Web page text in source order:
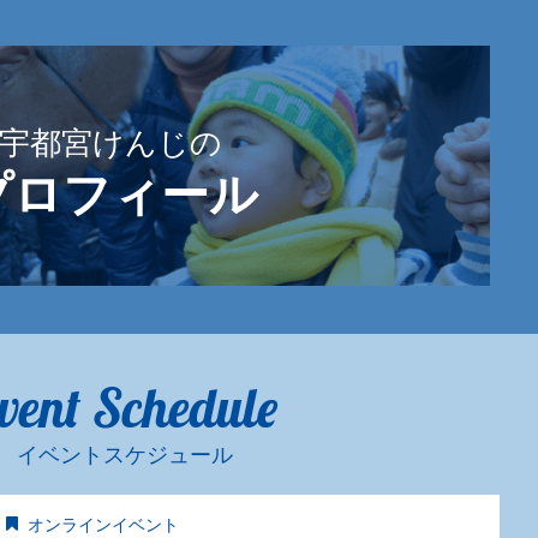
宇都宮けんじの
ロフィール
Schedule
イベントスケジュール
オンラインイベント